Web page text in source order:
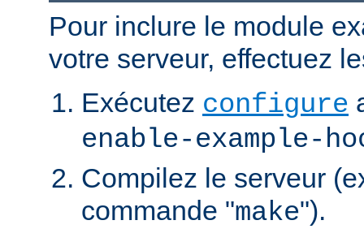
Pour inclure le module
votre serveur, effectuez
Exécutez configure
enable-example-
Compilez le serveur
commande "make").